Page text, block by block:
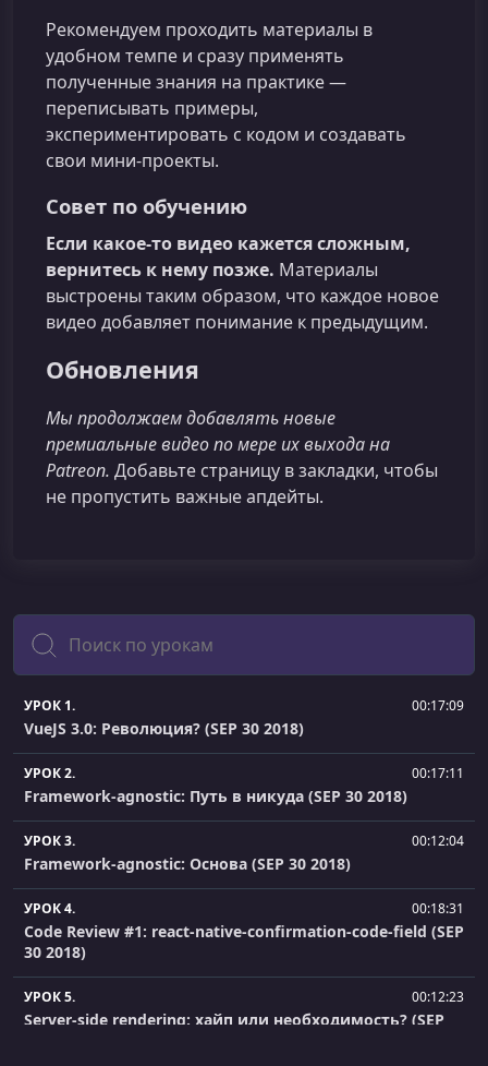
Рекомендуем проходить материалы в
удобном темпе и сразу применять
полученные знания на практике —
переписывать примеры,
экспериментировать с кодом и создавать
свои мини‑проекты.
Совет по обучению
Если какое‑то видео кажется сложным,
вернитесь к нему позже. Материалы
выстроены таким образом, что каждое новое
видео добавляет понимание к предыдущим.
Обновления
Мы продолжаем добавлять новые
премиальные видео по мере их выхода на
Patreon. Добавьте страницу в закладки, чтобы
не пропустить важные апдейты.
Поиск
УРОК 1. 00:17:09
VueJS 3.0: Революция? (SEP 30 2018)
УРОК 2. 00:17:11
Framework-agnostic: Путь в никуда (SEP 30 2018)
УРОК 3. 00:12:04
Framework-agnostic: Основа (SEP 30 2018)
УРОК 4. 00:18:31
Code Review #1: react-native-confirmation-code-field (SEP
30 2018)
УРОК 5. 00:12:23
Server-side rendering: хайп или необходимость? (SEP